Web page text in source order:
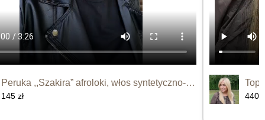
Peruka ,,Szakira” afroloki, włos syntetyczno-termiczny
145 zł 440